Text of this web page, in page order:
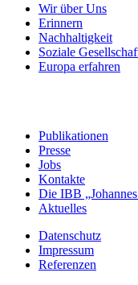
Wir über Uns
Erinnern
Nachhaltigkeit
Soziale
Europa erfahren
Publikationen
Presse
Jobs
Kontakte
Die IBB
Aktuelles
Datenschutz
Impressum
Referenzen